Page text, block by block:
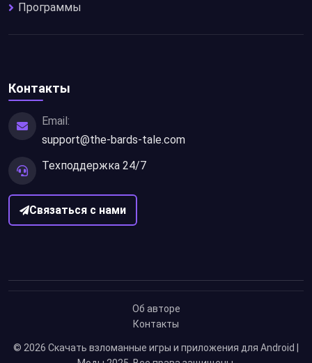
Программы
Контакты
Email:
support@the-bards-tale.com
Техподдержка 24/7
Связаться с нами
Об авторе
Контакты
© 2026 Скачать взломанные игры и приложения для Android |